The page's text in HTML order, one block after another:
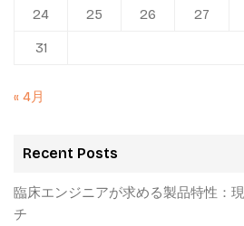
24 25 26 27
31
« 4月
Recent Posts
臨床エンジニアが求める製品特性：
チ